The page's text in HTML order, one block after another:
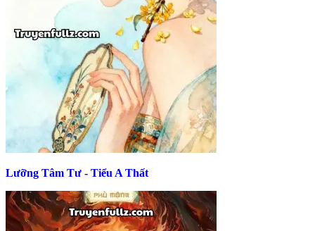
Lưỡng Tâm Tư - Tiểu A Thất